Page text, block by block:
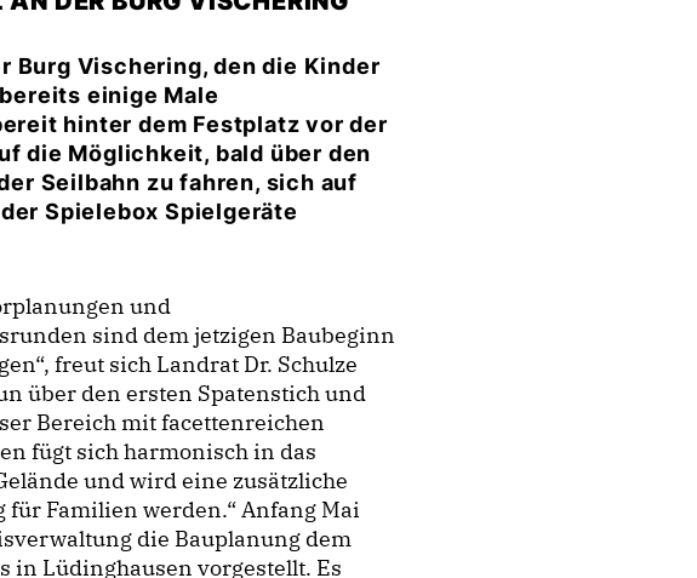
Burg Vischering, den die Kinder
einige Male
hinter dem Festplatz vor der
die Möglichkeit, bald über den
Seilbahn zu fahren, sich auf
Spielebox Spielgeräte
und
sind dem jetzigen Baubeginn
freut sich Landrat Dr. Schulze
über den ersten Spatenstich und
Bereich mit facettenreichen
fügt sich harmonisch in das
und wird eine zusätzliche
für Familien werden.“ Anfang Mai
die Bauplanung dem
in Lüdinghausen vorgestellt. Es